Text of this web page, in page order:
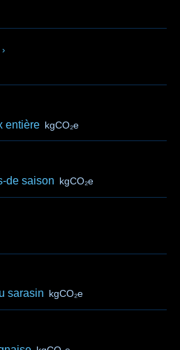
›
entière kgCO₂e
de saison kgCO₂e
sarasin kgCO₂e